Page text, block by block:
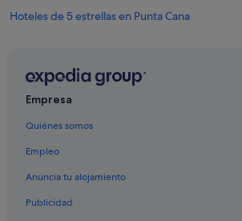
Hoteles de 5 estrellas en Punta Cana
Four Seasons hoteles en Punta Cana
Hoteles cerca de A. Internacional de Punta Cana
Palladium hoteles en Punta Cana
Condominios en Punta Cana
Empresa
Quiénes somos
Empleo
Anuncia tu alojamiento
Publicidad